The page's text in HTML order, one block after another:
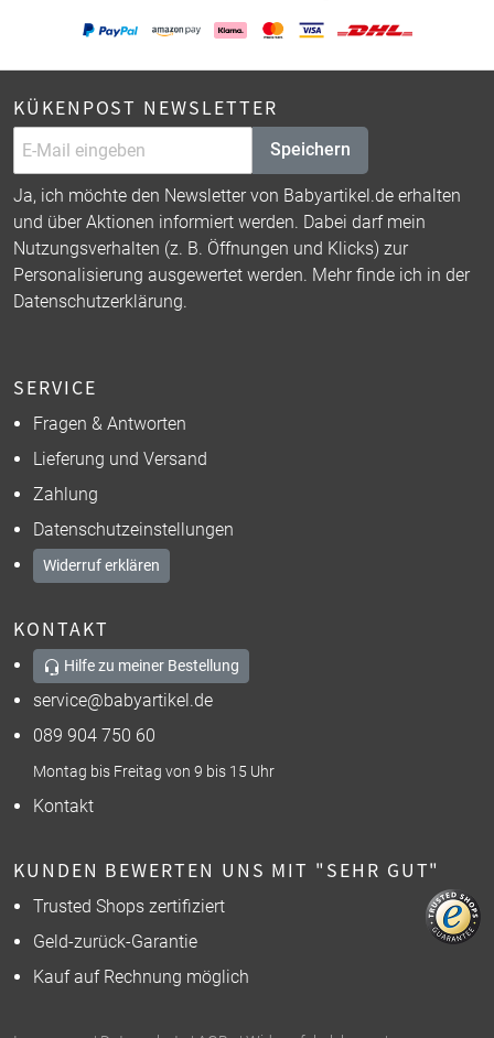
KÜKENPOST NEWSLETTER
Speichern
Ja, ich möchte den Newsletter von Babyartikel.de erhalten
und über Aktionen informiert werden. Dabei darf mein
Nutzungsverhalten (z. B. Öffnungen und Klicks) zur
Personalisierung ausgewertet werden. Mehr finde ich in der
Datenschutzerklärung.
SERVICE
Fragen & Antworten
Lieferung und Versand
Zahlung
Datenschutzeinstellungen
Widerruf erklären
KONTAKT
Hilfe zu meiner Bestellung
service@babyartikel.de
089 904 750 60
Montag bis Freitag von 9 bis 15 Uhr
Kontakt
KUNDEN BEWERTEN UNS MIT "SEHR GUT"
Trusted Shops zertifiziert
Geld-zurück-Garantie
Kauf auf Rechnung möglich